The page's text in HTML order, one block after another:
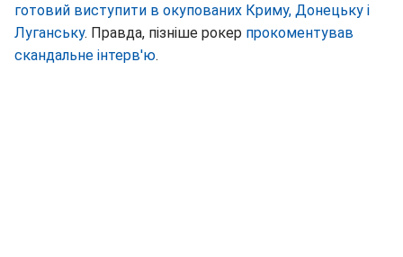
готовий виступити в окупованих Криму, Донецьку і
Луганську. Правда, пізніше рокер прокоментував
скандальне інтерв'ю.